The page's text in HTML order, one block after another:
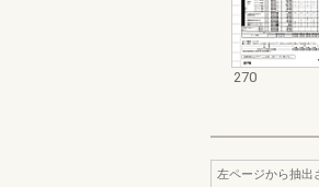
270
左ページから抽出